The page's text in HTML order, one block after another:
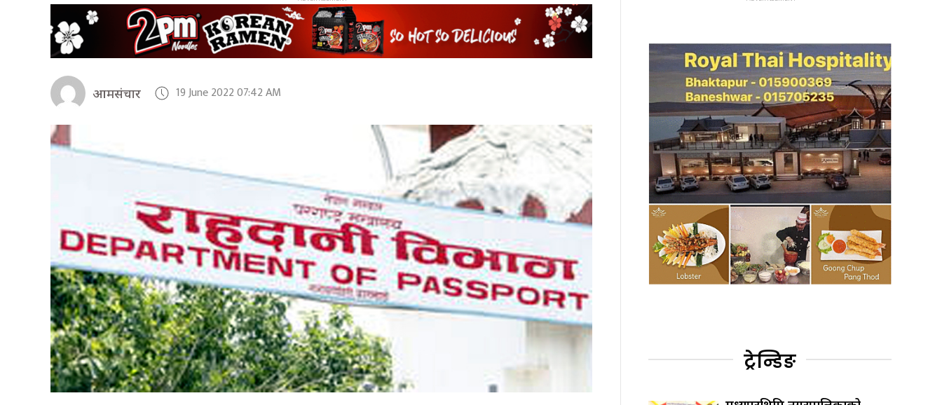
आमसंचार 19 June 2022 07:42 AM
ट्रेन्डिङ